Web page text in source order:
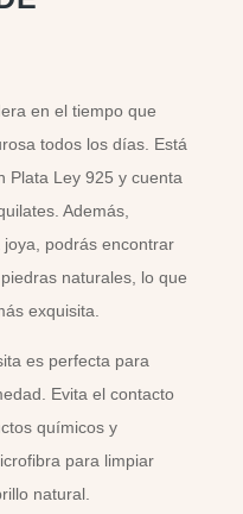
en el tiempo que
todos los días. Está
Plata Ley 925 y cuenta
Además,
podrás encontrar
naturales, lo que
exquisita.
es perfecta para
Evita el contacto
químicos y
para limpiar
natural.